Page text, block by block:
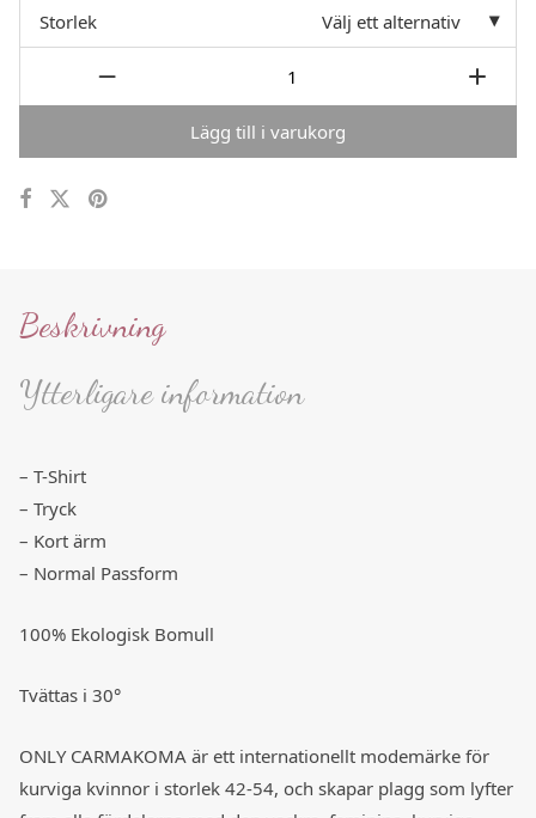
Storlek Välj ett alternativ
Lägg till i varukorg
Beskrivning
Ytterligare information
– T-Shirt
– Tryck
– Kort ärm
– Normal Passform
100% Ekologisk Bomull
Tvättas i 30°
ONLY CARMAKOMA är ett internationellt modemärke för
kurviga kvinnor i storlek 42-54, och skapar plagg som lyfter